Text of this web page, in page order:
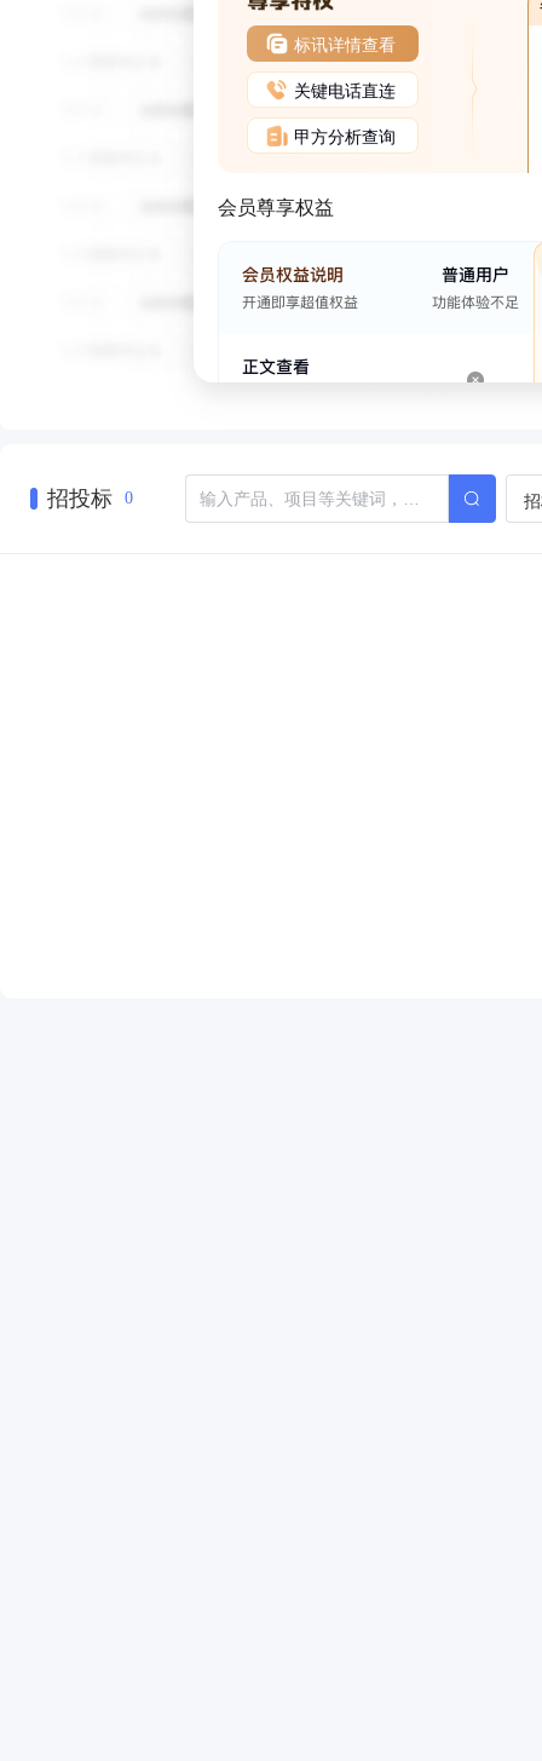
标讯详情查看
关键电话直连
甲方分析查询
会员尊享权益
招投标 0